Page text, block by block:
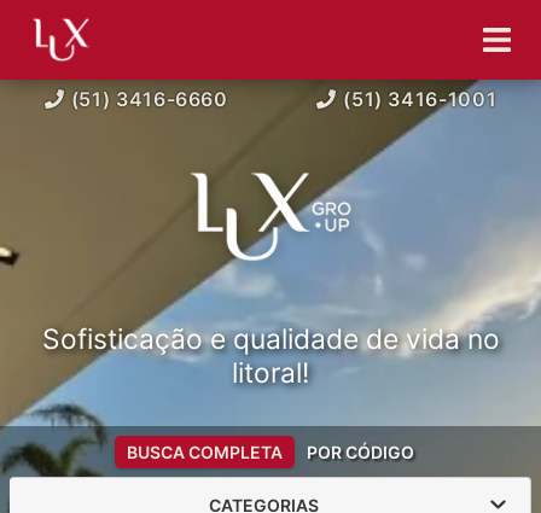
(51) 3416-6660 (51) 3416-1001
Sofisticação e qualidade de vida no
litoral!
BUSCA COMPLETA POR CÓDIGO
CATEGORIAS